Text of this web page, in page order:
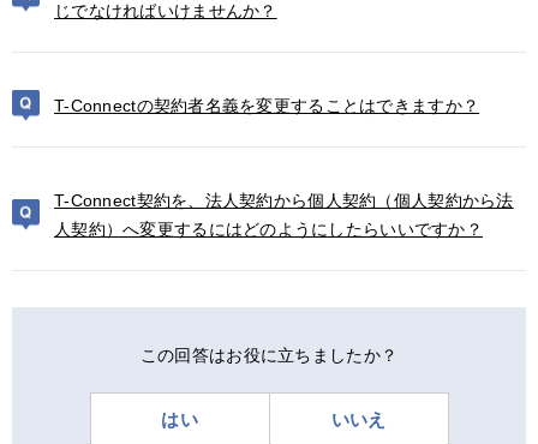
じでなければいけませんか？
T-Connectの契約者名義を変更することはできますか？
T-Connect契約を、法人契約から個人契約（個人契約から法
人契約）へ変更するにはどのようにしたらいいですか？
この回答はお役に立ちましたか？
はい いいえ